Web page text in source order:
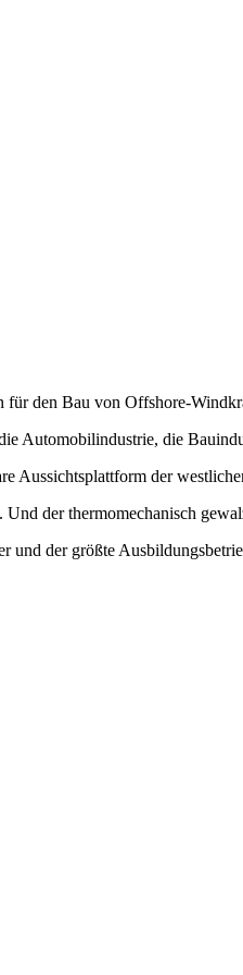
den Bau von Offshore-
Automobilindustrie, die
Aussichtsplattform der
Und der thermomechanisch
der größte